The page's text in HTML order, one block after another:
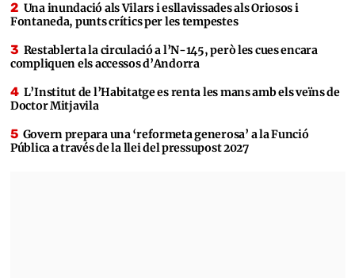
Una inundació als Vilars i esllavissades als Oriosos i
Fontaneda, punts crítics per les tempestes
Restablerta la circulació a l’N-145, però les cues encara
compliquen els accessos d’Andorra
L’Institut de l’Habitatge es renta les mans amb els veïns de
Doctor Mitjavila
Govern prepara una ‘reformeta generosa’ a la Funció
Pública a través de la llei del pressupost 2027